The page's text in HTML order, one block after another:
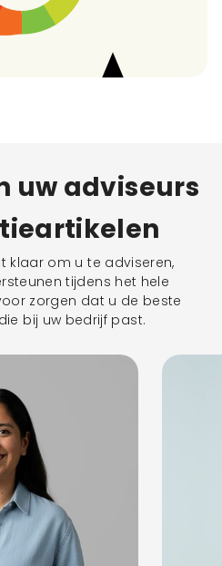
uw adviseurs
klaar om u te adviseren,
tijdens het hele
zorgen dat u de beste
bij uw bedrijf past.